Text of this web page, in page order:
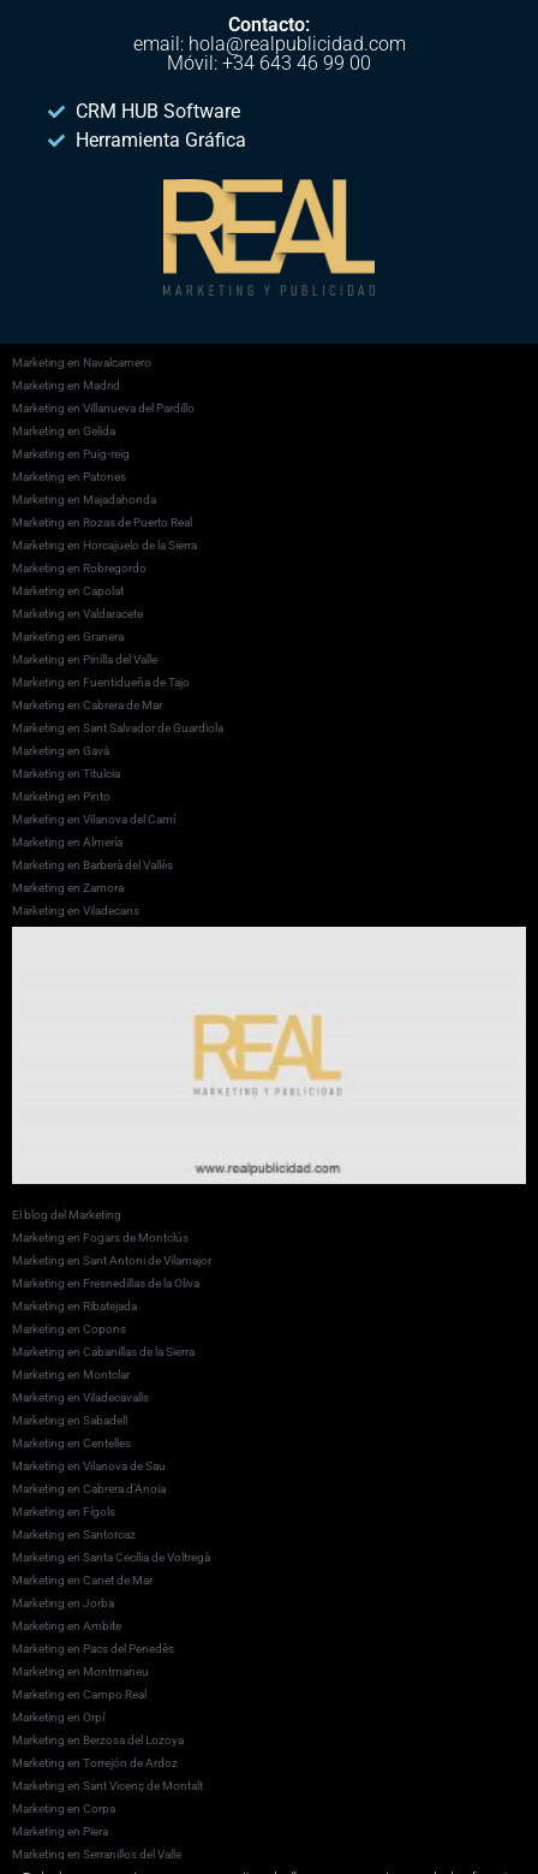
Contacto:
email: hola@realpublicidad.com
Móvil: +34 643 46 99 00
CRM HUB Software
Herramienta Gráfica
Marketing en Navalcarnero
Marketing en Madrid
Marketing en Villanueva del Pardillo
Marketing en Gelida
Marketing en Puig-reig
Marketing en Patones
Marketing en Majadahonda
Marketing en Rozas de Puerto Real
Marketing en Horcajuelo de la Sierra
Marketing en Robregordo
Marketing en Capolat
Marketing en Valdaracete
Marketing en Granera
Marketing en Pinilla del Valle
Marketing en Fuentidueña de Tajo
Marketing en Cabrera de Mar
Marketing en Sant Salvador de Guardiola
Marketing en Gavà
Marketing en Titulcia
Marketing en Pinto
Marketing en Vilanova del Camí
Marketing en Almería
Marketing en Barberà del Vallès
Marketing en Zamora
Marketing en Viladecans
El blog del Marketing
Marketing en Fogars de Montclús
Marketing en Sant Antoni de Vilamajor
Marketing en Fresnedillas de la Oliva
Marketing en Ribatejada
Marketing en Copons
Marketing en Cabanillas de la Sierra
Marketing en Montclar
Marketing en Viladecavalls
Marketing en Sabadell
Marketing en Centelles
Marketing en Vilanova de Sau
Marketing en Cabrera d’Anoia
Marketing en Fígols
Marketing en Santorcaz
Marketing en Santa Cecília de Voltregà
Marketing en Canet de Mar
Marketing en Jorba
Marketing en Ambite
Marketing en Pacs del Penedès
Marketing en Montmaneu
Marketing en Campo Real
Marketing en Orpí
Marketing en Berzosa del Lozoya
Marketing en Torrejón de Ardoz
Marketing en Sant Vicenç de Montalt
Marketing en Corpa
Marketing en Piera
Marketing en Serranillos del Valle